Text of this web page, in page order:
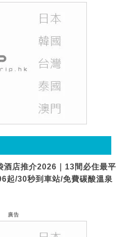
酒店推介2026｜13間必住最平
起/30秒到車站/免費碳酸溫泉
廣告